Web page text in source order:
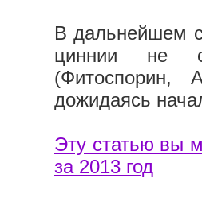
В дальнейшем
циннии не
(Фитоспорин,
дожидаясь
Эту статью вы
за 2013 год